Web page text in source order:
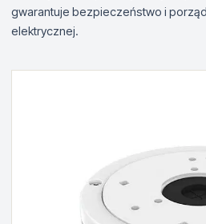
gwarantuje bezpieczeństwo i
elektrycznej.